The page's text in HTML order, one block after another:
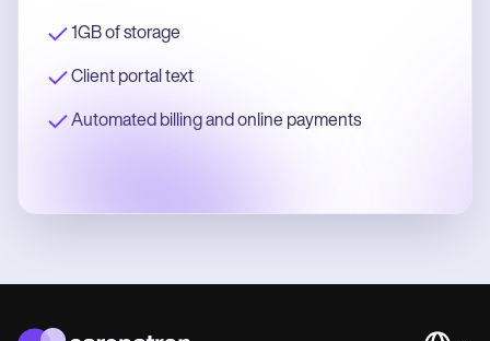
1GB of storage
Client portal text
Automated billing and online payments